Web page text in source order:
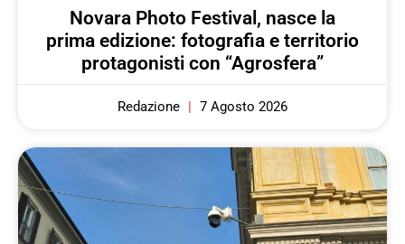
Novara Photo Festival, nasce la
prima edizione: fotografia e territorio
protagonisti con “Agrosfera”
Redazione 7 Agosto 2026